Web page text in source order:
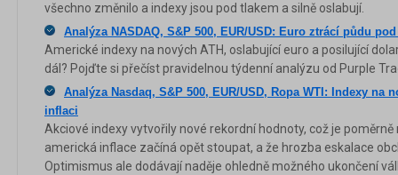
všechno změnilo a indexy jsou pod tlakem a silně oslabují.
Analýza NASDAQ, S&P 500, EUR/USD: Euro ztrácí půdu
Americké indexy na nových ATH, oslabující euro a posilující
dál? Pojďte si přečíst pravidelnou týdenní analýzu od Purple
Analýza Nasdaq, S&P 500, EUR/USD, Ropa WTI: Indexy na
inflaci
Akciové indexy vytvořily nové rekordní hodnoty, což je
americká inflace začíná opět stoupat, a že hrozba eskalace
Optimismus ale dodávají naděje ohledně možného ukončení